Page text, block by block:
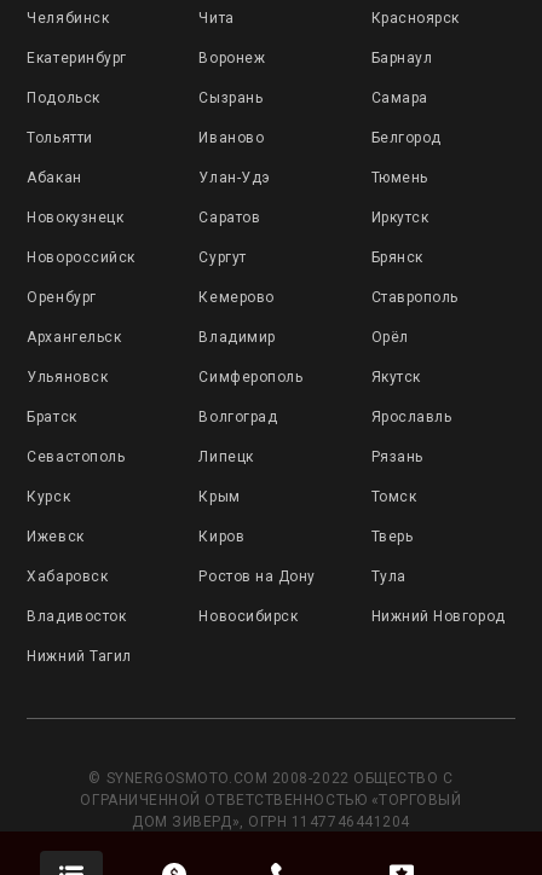
Челябинск Чита Красноярск
Екатеринбург Воронеж Барнаул
Подольск Сызрань Самара
Тольятти Иваново Белгород
Абакан Улан-Удэ Тюмень
Новокузнецк Саратов Иркутск
Новороссийск Сургут Брянск
Оренбург Кемерово Ставрополь
Архангельск Владимир Орёл
Ульяновск Симферополь Якутск
Братск Волгоград Ярославль
Севастополь Липецк Рязань
Курск Крым Томск
Ижевск Киров Тверь
Хабаровск Ростов на Дону Тула
Владивосток Новосибирск Нижний Новгород
Нижний Тагил
© SYNERGOSMOTO.COM 2008-2022 ОБЩЕСТВО С
ОГРАНИЧЕННОЙ ОТВЕТСТВЕННОСТЬЮ «ТОРГОВЫЙ
ДОМ ЗИВЕРД», ОГРН 1147746441204
характер и не является публичной офертой